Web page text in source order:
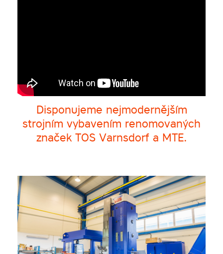
Disponujeme nejmodernějším
strojním vybavením renomovaných
značek TOS Varnsdorf a MTE.